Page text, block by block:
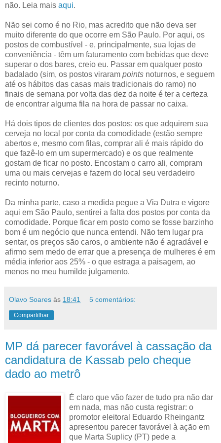
não. Leia mais aqui.
Não sei como é no Rio, mas acredito que não deva ser
muito diferente do que ocorre em São Paulo. Por aqui, os
postos de combustível - e, principalmente, sua lojas de
conveniência - têm um faturamento com bebidas que deve
superar o dos bares, creio eu. Passar em qualquer posto
badalado (sim, os postos viraram points noturnos, e seguem
até os hábitos das casas mais tradicionais do ramo) no
finais de semana por volta das dez da noite é ter a certeza
de encontrar alguma fila na hora de passar no caixa.
Há dois tipos de clientes dos postos: os que adquirem sua
cerveja no local por conta da comodidade (estão sempre
abertos e, mesmo com filas, comprar ali é mais rápido do
que fazê-lo em um supermercado) e os que realmente
gostam de ficar no posto. Encostam o carro ali, compram
uma ou mais cervejas e fazem do local seu verdadeiro
recinto noturno.
Da minha parte, caso a medida pegue a Via Dutra e vigore
aqui em São Paulo, sentirei a falta dos postos por conta da
comodidade. Porque ficar em posto como se fosse barzinho
bom é um negócio que nunca entendi. Não tem lugar pra
sentar, os preços são caros, o ambiente não é agradável e
afirmo sem medo de errar que a presença de mulheres é em
média inferior aos 25% - o que estraga a paisagem, ao
menos no meu humilde julgamento.
Olavo Soares às 18:41 5 comentários:
Compartilhar
MP dá parecer favorável à cassação da
candidatura de Kassab pelo cheque
dado ao metrô
É claro que vão fazer de tudo pra não dar
em nada, mas não custa registrar: o
promotor eleitoral Eduardo Rheingantz
apresentou parecer favorável à ação em
que Marta Suplicy (PT) pede a